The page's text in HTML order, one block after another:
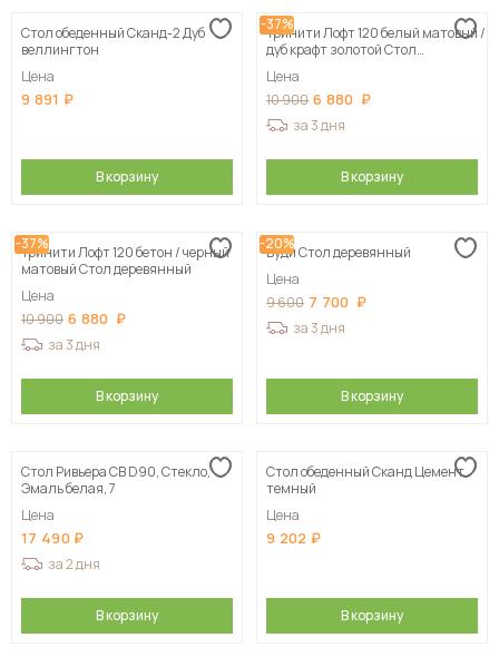
Стол обеденный Сканд-2 Дуб
веллингтон
Цена
9 891
В корзину
-37%
Тринити Лофт 120 белый матовый /
дуб крафт золотой Стол
Цена
10 900 6 880
за 3 дня
В корзину
-37%
Тринити Лофт 120 бетон / черный
матовый Стол деревянный
Цена
10 900 6 880
за 3 дня
В корзину
-20%
Вуди Стол деревянный
Цена
9 600 7 700
за 3 дня
В корзину
Стол Ривьера СВ D90, Стекло,
Эмаль белая, 7
Цена
17 490
за 2 дня
В корзину
Стол обеденный Сканд Цемент
темный
Цена
9 202
В корзину